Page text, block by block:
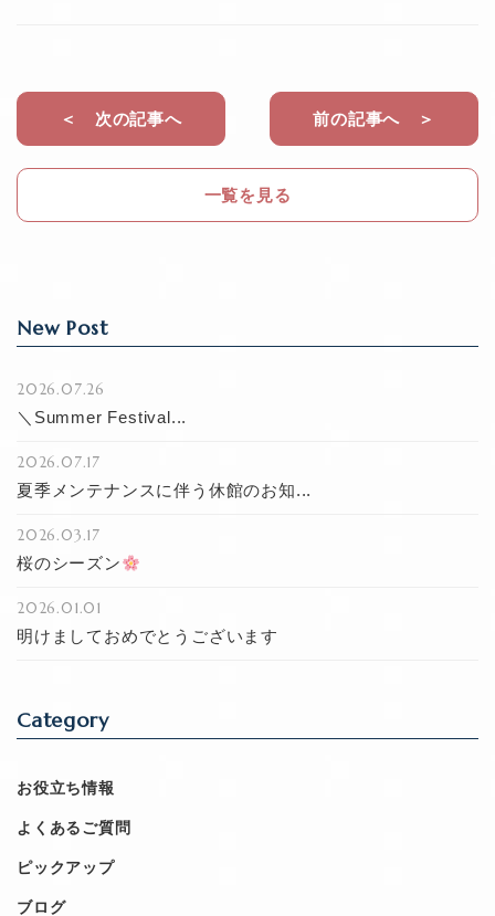
e
b
o
k
＜ 次の記事へ
一覧を見る
前の記事へ ＞
New Post
2026.07.26
＼Summer Festival...
2026.07.17
夏季メンテナンスに伴う休館のお知...
2026.03.17
桜のシーズン
2026.01.01
明けましておめでとうございます
Category
お役立ち情報
よくあるご質問
ピックアップ
ブログ